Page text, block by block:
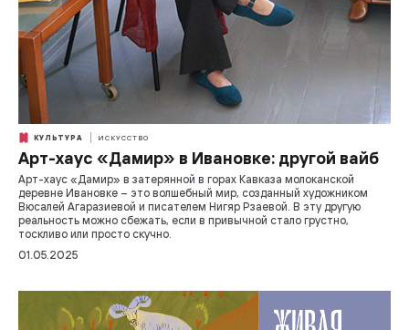
КУЛЬТУРА ИСКУССТВО
Арт-хаус «Дамир» в Ивановке: другой вайб
Арт-хаус «Дамир» в затерянной в горах Кавказа молоканской
деревне Ивановке – это волшебный мир, созданный художником
Вюсалей Агаразиевой и писателем Нигяр Рзаевой. В эту другую
реальность можно сбежать, если в привычной стало грустно,
тоскливо или просто скучно.
01.05.2025